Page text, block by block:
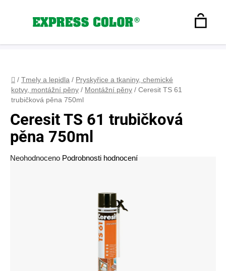
Hledat
Domů
/ Tmely a lepidla / Pryskyřice a tkaniny, chemické
kotvy, montážní pěny / Montážní pěny / Ceresit TS 61
trubičková pěna 750ml
Ceresit TS 61 trubičková
pěna 750ml
Průměrné
Neohodnoceno Podrobnosti hodnocení